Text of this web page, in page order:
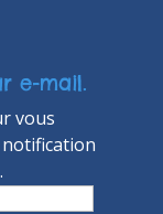
e-mail.
vous